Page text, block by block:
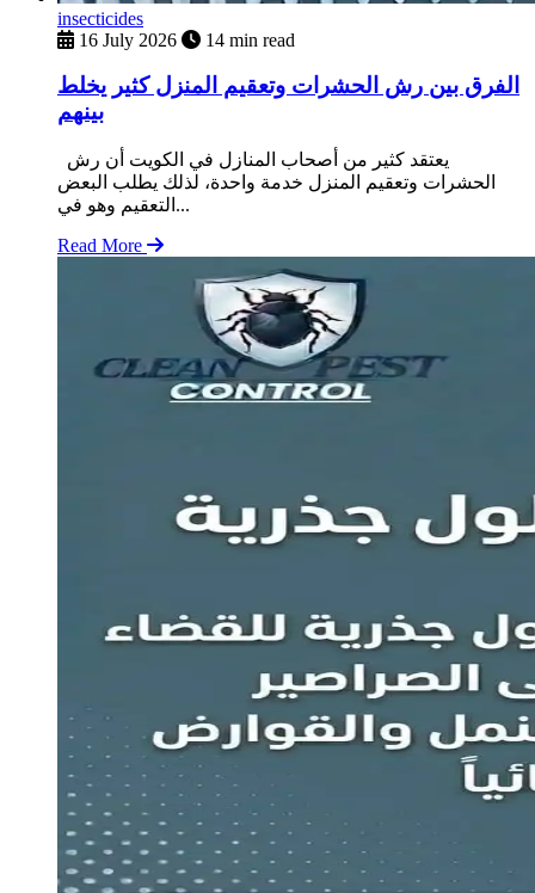
insecticides
16 July 2026
14 min read
الفرق بين رش الحشرات وتعقيم المنزل كثير يخلط
بينهم
الحشرات وتعقيم المنزل خدمة واحدة، لذلك يطلب البعض
التعقيم وهو في...
Read More